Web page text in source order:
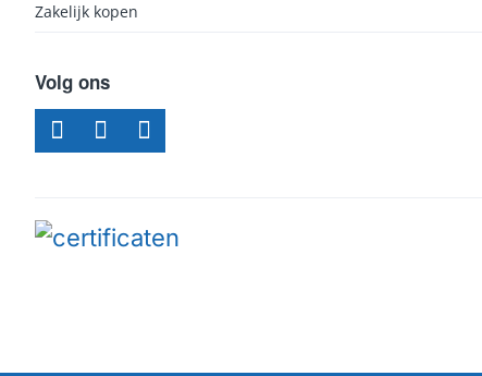
Zakelijk kopen
Volg ons